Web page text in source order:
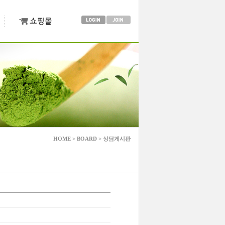
HOME > BOARD > 상담게시판